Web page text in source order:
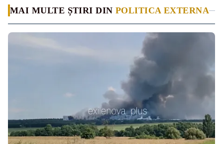
MAI MULTE ȘTIRI DIN POLITICA EXTERNA